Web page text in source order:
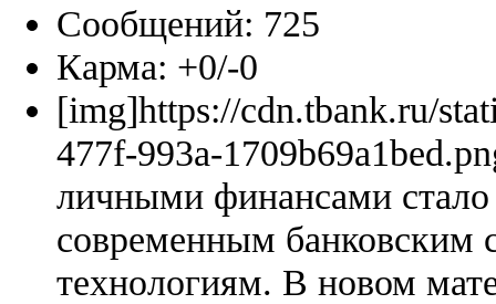
Сообщений: 725
Карма: +0/-0
[img]https://cdn.tbank.ru/
477f-993a-
личными финансами
современным банковским
технологиям. В новом